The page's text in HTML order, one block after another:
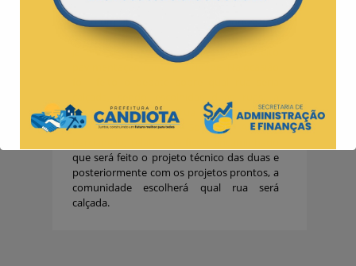
farão um abaixo-assinado para endossar o
pedido.
Já em Seival, a comunidade havia eleito
pavimentação como prioridade. Na ocasião
Avenida Abreu e a rua Alaor Socca. O
Secretário Geral de Governo, Artêmio
que será feito o projeto técnico das duas e
posteriormente com os projetos prontos, a
comunidade escolherá qual rua será
calçada.